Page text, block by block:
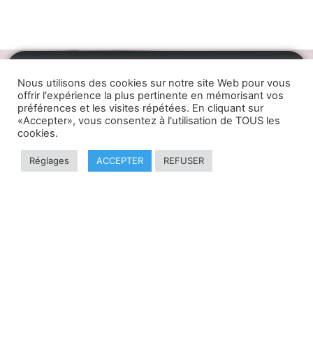
Château Sainte Anne 1540 route de Saint
Anne 42130 Marcilly le Châtel
04 77 97 59 14
06 62 12 94 30
Nous utilisons des cookies sur notre site Web pour vous
offrir l'expérience la plus pertinente en mémorisant vos
préférences et les visites répétées. En cliquant sur
«Accepter», vous consentez à l'utilisation de TOUS les
cookies.
Réglages ACCEPTER REFUSER